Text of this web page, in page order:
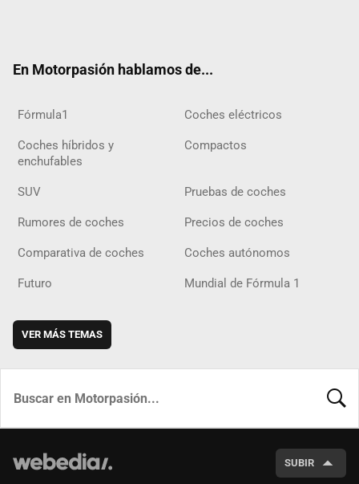
En Motorpasión hablamos de...
Fórmula1 Coches eléctricos
Coches híbridos y
enchufables
Compactos
SUV Pruebas de coches
Rumores de coches Precios de coches
Comparativa de coches Coches autónomos
Futuro Mundial de Fórmula 1
VER MÁS TEMAS
SUBIR